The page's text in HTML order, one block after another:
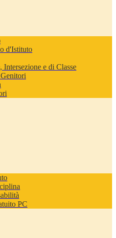
d'Istituto
e di Classe
PC